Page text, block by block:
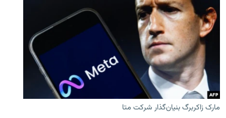
مارک زاکربرگ بنیان‌گذار شرکت متا